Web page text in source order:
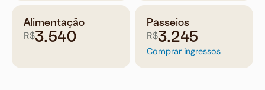
Alimentação
R$3.540
Passeios
R$3.245
Comprar ingressos